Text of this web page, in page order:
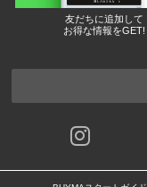
友だちに追加して
お得な情報をGET!